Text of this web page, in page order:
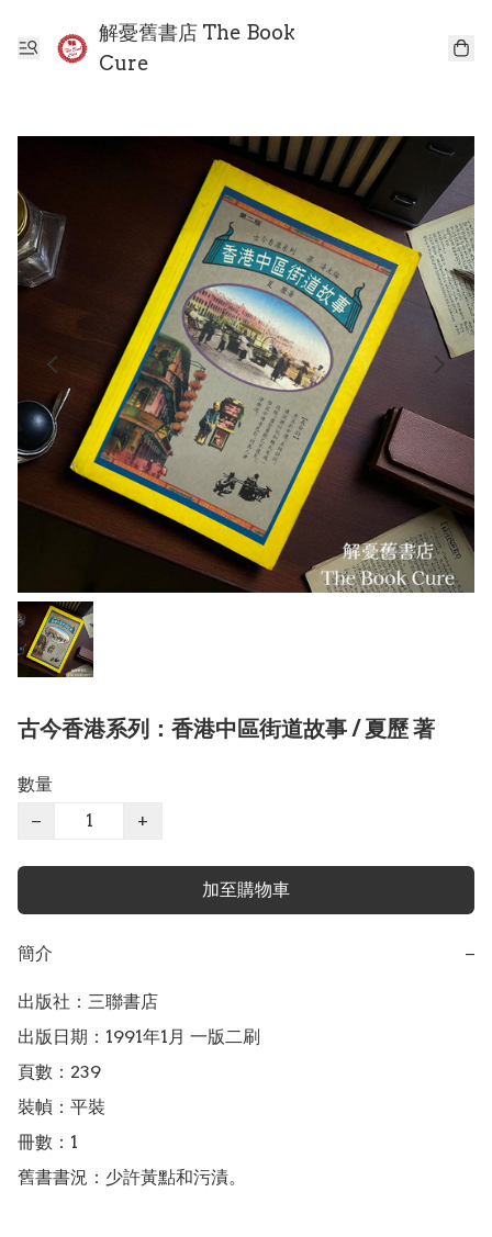
解憂舊書店 The Book
Cure
古今香港系列：香港中區街道故事 / 夏歷 著
數量
−
+
加至購物車
簡介 −
出版社：三聯書店
出版日期：1991年1月 一版二刷
頁數：239
裝幀：平裝
冊數：1
舊書書況：少許黃點和污漬。